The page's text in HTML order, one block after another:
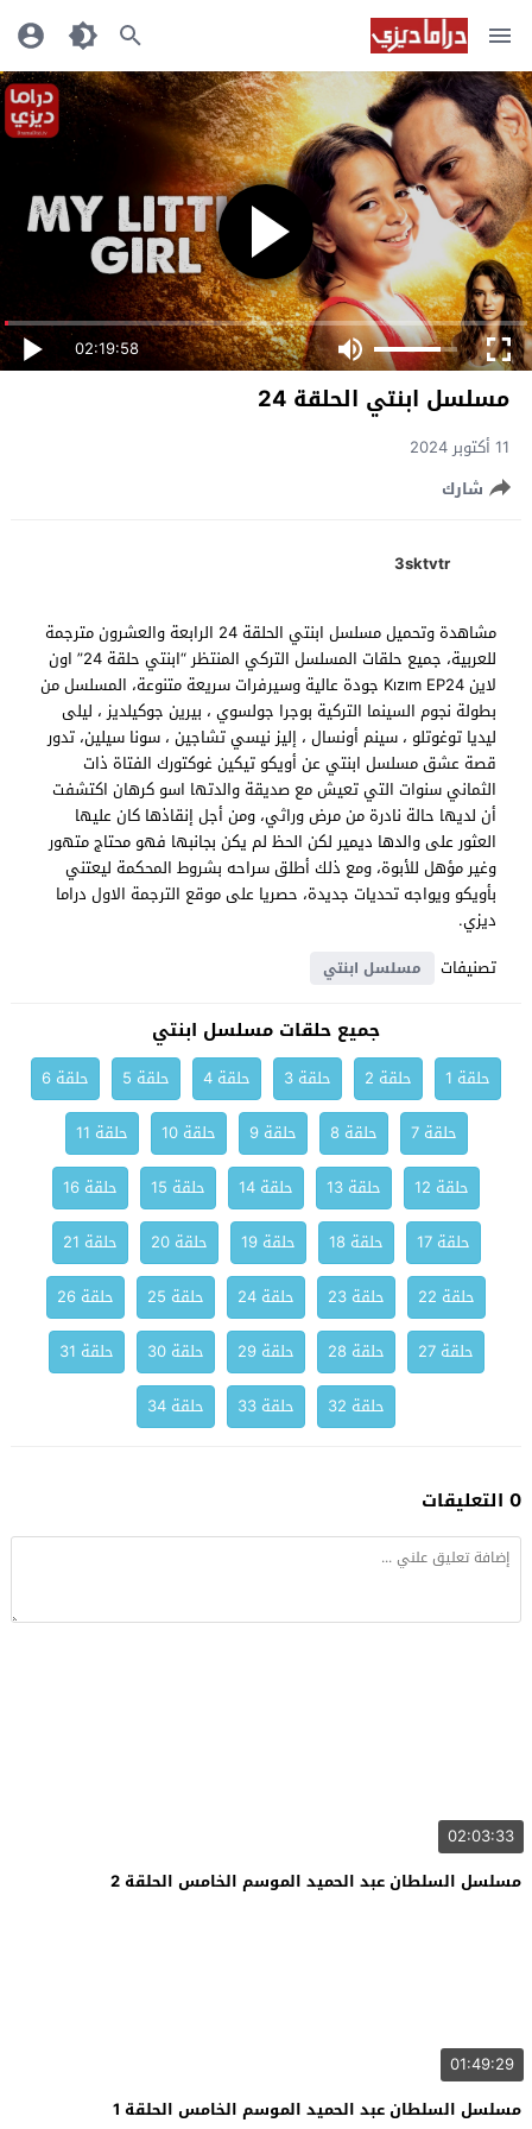
02:19:58
مسلسل ابنتي الحلقة 24
11 أكتوبر 2024
شارك
3sktvtr
مشاهدة وتحميل مسلسل ابنتي الحلقة 24 الرابعة والعشرون مترجمة
للعربية، جميع حلقات المسلسل التركي المنتظر “ابنتي حلقة 24” اون
لاين Kızım EP24 جودة عالية وسيرفرات سريعة متنوعة، المسلسل من
بطولة نجوم السينما التركية بوجرا جولسوي ، بيرين جوكيلديز ، ليلى
ليديا توغوتلو ، سينم أونسال ، إليز نيسي تشاجين ، سونا سيلين، تدور
قصة عشق مسلسل ابنتي عن أويكو تيكين غوكتورك الفتاة ذات
الثماني سنوات التي تعيش مع صديقة والدتها اسو كرهان اكتشفت
أن لديها حالة نادرة من مرض وراثي، ومن أجل إنقاذها كان عليها
العثور على والدها ديمير لكن الحظ لم يكن بجانبها فهو محتاج متهور
وغير مؤهل للأبوة، ومع ذلك أطلق سراحه بشروط المحكمة ليعتني
بأويكو ويواجه تحديات جديدة، حصريا على موقع الترجمة الاول دراما
ديزي.
تصنيفات
مسلسل ابنتي
جميع حلقات مسلسل ابنتي
حلقة 1 حلقة 2 حلقة 3 حلقة 4 حلقة 5
حلقة 6
حلقة 7
حلقة 8 حلقة 9 حلقة 10
حلقة 11
حلقة 12
حلقة 13 حلقة 14 حلقة 15
حلقة 16
حلقة 17
حلقة 18 حلقة 19 حلقة 20
حلقة 21
حلقة 22
حلقة 23 حلقة 24 حلقة 25
حلقة 26
حلقة 27
حلقة 28 حلقة 29 حلقة 30
حلقة 31
حلقة 32
حلقة 33 حلقة 34
0 التعليقات
02:03:33
مسلسل السلطان عبد الحميد الموسم الخامس الحلقة 2
01:49:29
مسلسل السلطان عبد الحميد الموسم الخامس الحلقة 1